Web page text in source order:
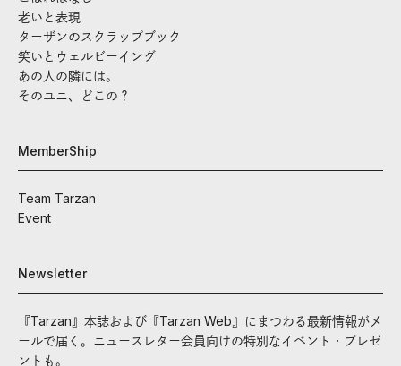
老いと表現
ターザンのスクラップブック
笑いとウェルビーイング
あの人の隣には。
そのユニ、どこの？
MemberShip
Team Tarzan
Event
Newsletter
『Tarzan』本誌および『Tarzan Web』にまつわる最新情報がメ
ールで届く。ニュースレター会員向けの特別なイベント・プレゼ
ントも。